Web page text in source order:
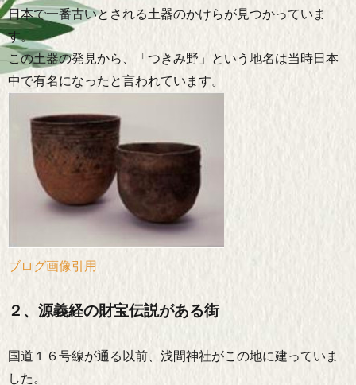
日本で一番古いとされる土器のかけらが見つかっていま
す。
この土器の発見から、「つきみ野」という地名は当時日本
中で有名になったと言われています。
ブログ画像引用
２、源義経の財宝伝説がある街
国道１６号線が通る以前、浅間神社がこの地に建っていま
した。